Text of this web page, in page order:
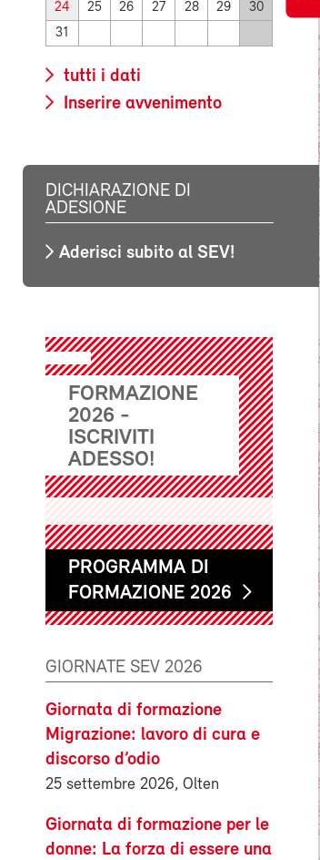
24 25 26 27 28 29
30
31
tutti i dati
Inserire avvenimento
DICHIARAZIONE DI
ADESIONE
Aderisci subito al SEV!
FORMAZIONE
2026 -
ISCRIVITI
ADESSO!
PROGRAMMA DI
FORMAZIONE 2026
GIORNATE SEV 2026
Giornata di formazione
Migrazione: lavoro di cura e
discorso d’odio
25 settembre 2026, Olten
Giornata di formazione per le
donne: La forza di essere una